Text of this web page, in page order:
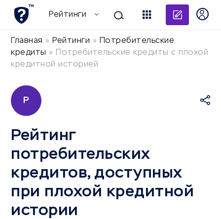
Рейтинги
Главная » Рейтинги »
Потребительские
кредиты »
Потребительские кредиты с плохой
кредитной историей
Р
Рейтинг
потребительских
кредитов, доступных
при плохой кредитной
истории